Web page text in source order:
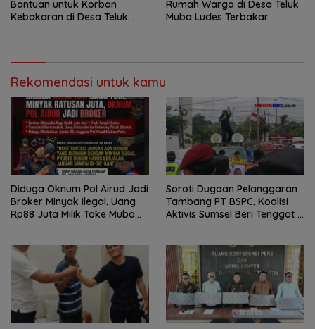
Bantuan untuk Korban
Kebakaran di Desa Teluk
Rumah Warga di Desa Teluk
Muba Ludes Terbakar
Rekomendasi untuk kamu
Diduga Oknum Pol Airud Jadi
Broker Minyak Ilegal, Uang
Rp88 Juta Milik Toke Muba
Soroti Dugaan Pelanggaran
Tambang PT BSPC, Koalisi
Aktivis Sumsel Beri Tenggat 1